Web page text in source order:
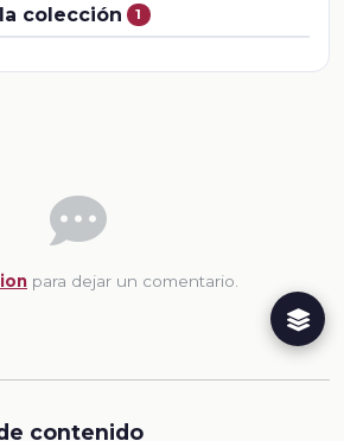
colección 1
para dejar un comentario.
contenido